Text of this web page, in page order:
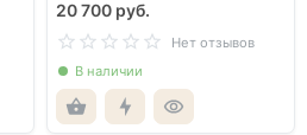
20 700 руб.
Нет отзывов
В наличии